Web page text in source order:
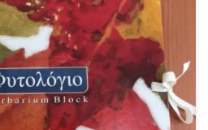
με την βοήθεια μιας εφαρμογής
with an app